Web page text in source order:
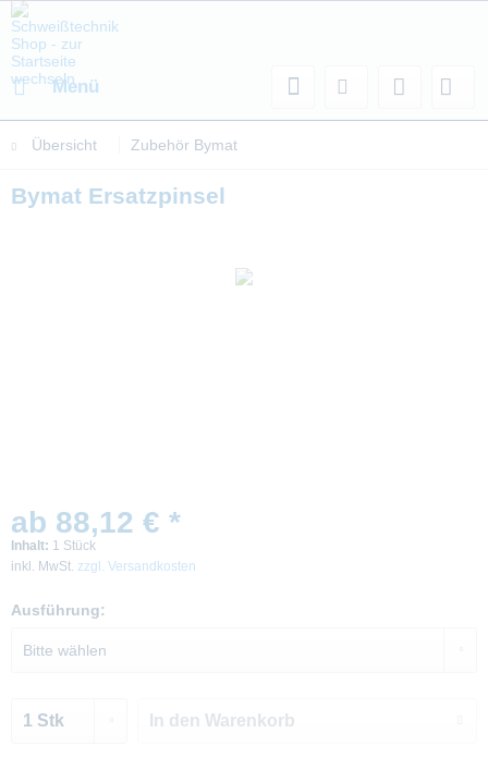
Menü
Übersicht Zubehör Bymat
Bymat Ersatzpinsel
ab 88,12 € *
Inhalt: 1 Stück
inkl. MwSt. zzgl. Versandkosten
Ausführung:
In den Warenkorb